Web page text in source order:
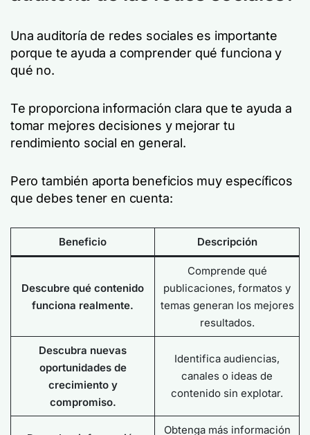
Una auditoría de redes sociales es importante
porque te ayuda a comprender qué funciona y
qué no.
Te proporciona información clara que te ayuda a
tomar mejores decisiones y mejorar tu
rendimiento social en general.
Pero también aporta beneficios muy específicos
que debes tener en cuenta:
Beneficio Descripción
Descubre qué contenido
funciona realmente.
Comprende qué
publicaciones, formatos y
temas generan los mejores
resultados.
Descubra nuevas
oportunidades de
crecimiento y
compromiso.
Identifica audiencias,
canales o ideas de
contenido sin explotar.
Obtenga más información